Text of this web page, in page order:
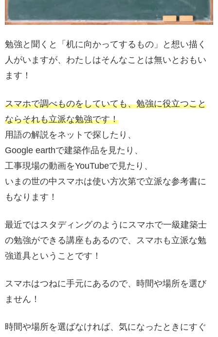
勉強と聞くと「机に向かってするもの」と想い描く
人がいますが、わたしはそんなことは無いとおもい
ます！
スマホで調べものをしていても、勉強に役立つこと
ならそれも立派な勉強です！
用語の解説をネットで探したり、
Google earthで建築作品を見たり、
工事現場の動画をYouTubeで見たり、
いまの世の中スマホは使い方次第で立派な参考書に
もなります！
最近ではスタディングのようにスマホで一級建築士
の勉強ができる講座もあるので、スマホも立派な勉
強道具ということです！
スマホはつねに手元にあるので、時間や場所を選び
ません！
時間や場所を選ばなければ、気になったときにすぐ